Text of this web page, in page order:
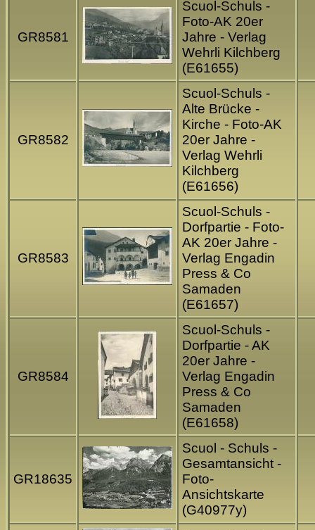
GR8581
Scuol-Schuls -
Foto-AK 20er
Jahre - Verlag
Wehrli Kilchberg
(E61655)
GR8582
Scuol-Schuls -
Alte Brücke -
Kirche - Foto-AK
20er Jahre -
Verlag Wehrli
Kilchberg
(E61656)
GR8583
Scuol-Schuls -
Dorfpartie - Foto-
AK 20er Jahre -
Verlag Engadin
Press & Co
Samaden
(E61657)
GR8584
Scuol-Schuls -
Dorfpartie - AK
20er Jahre -
Verlag Engadin
Press & Co
Samaden
(E61658)
GR18635
Scuol - Schuls -
Gesamtansicht -
Foto-
Ansichtskarte
(G40977y)